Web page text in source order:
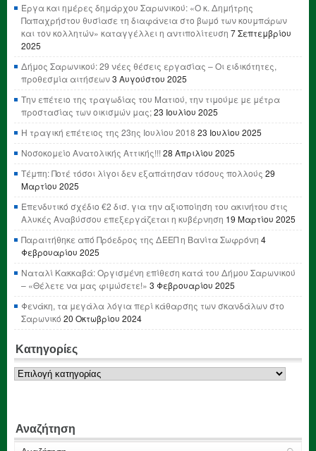
Έργα και ημέρες δημάρχου Σαρωνικού: «Ο κ. Δημήτρης
Παπαχρήστου θυσίασε τη διαφάνεια στο βωμό των κουμπάρων
και τον κολλητών» καταγγέλλει η αντιπολίτευση 7 Σεπτεμβρίου
2025
Δήμος Σαρωνικού: 29 νέες θέσεις εργασίας – Οι ειδικότητες,
προθεσμία αιτήσεων3 Αυγούστου 2025
Την επέτειο της τραγωδίας του Ματιού, την τιμούμε με μέτρα
προστασίας των οικισμών μας;23 Ιουλίου 2025
Η τραγική επέτειος της 23ης Ιουλίου 2018 23 Ιουλίου 2025
Νοσοκομείο Ανατολικής Αττικής!!! 28 Απριλίου 2025
Τέμπη: Ποτέ τόσοι λίγοι δεν εξαπάτησαν τόσους πολλούς 29
Μαρτίου 2025
Επενδυτικό σχέδιο €2 δισ. για την αξιοποίηση του ακινήτου στις
Αλυκές Αναβύσσου επεξεργάζεται η κυβέρνηση 19 Μαρτίου 2025
Παραιτήθηκε από Πρόεδρος της ΔΕΕΠ η Βανίτα Σωφρόνη 4
Φεβρουαρίου 2025
Ναταλί Κακκαβά: Οργισμένη επίθεση κατά του Δήμου Σαρωνικού
– «Θέλετε να μας φιμώσετε!» 3 Φεβρουαρίου 2025
Φενάκη, τα μεγάλα λόγια περί κάθαρσης των σκανδάλων στο
Σαρωνικό 20 Οκτωβρίου 2024
Κατηγορίες
Κατηγορίες
Αναζήτηση